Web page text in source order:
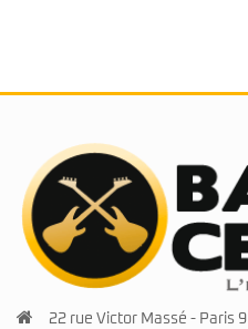
22 rue Victor Massé - Paris 9